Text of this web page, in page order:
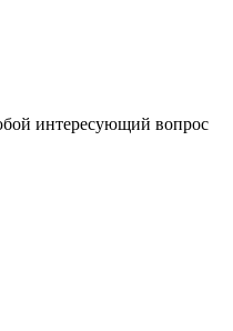
интересующий вопрос